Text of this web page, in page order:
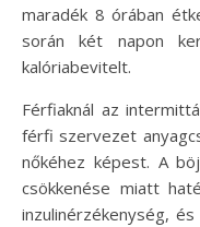
maradék 8 órában
során két napon
kalóriabevitelt.
Férfiaknál az
férfi szervezet
nőkéhez képest. A
csökkenése miatt
inzulinérzékenység,